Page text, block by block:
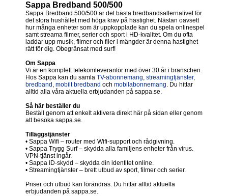
Sappa Bredband 500/500
Sappa Bredband 500/500 är det bästa bredbandsalternativet för
det stora hushållet med höga krav på hastighet. Nästan oavsett
hur många enheter som är uppkopplade kan du spela onlinespel
samt streama filmer, serier och sport i HD-kvalitet. Om du ofta
laddar upp musik, filmer och filer i mängder är denna hastighet
rätt för dig. Obegränsat med surf!
Om Sappa
Vi är en komplett telekomleverantör med över 30 år i branschen.
Hos Sappa kan du samla TV-abonnemang, streamingtjänster,
bredband , mobilt bredband och mobilabonnemang. Du hittar
alltid alla våra aktuella erbjudanden på sappa.se.
Så här beställer du
Beställ genom att enkelt aktivera direkt här på sidan eller genom
att besöka sappa.se.
Tilläggstjänster
• Sappa Wifi – router med Wifi-support och rådgivning.
• Sappa Trygg Surf – skydda alla familjens enheter från virus.
VPN-tjänst ingår.
• Sappa ID-skydd – skydda din identitet online.
• Streamingtjänster – brett utbud av sport, filmer och serier.
Priser och utbud kan förändras. Du hittar alltid aktuella
erbjudanden på sappa.se.